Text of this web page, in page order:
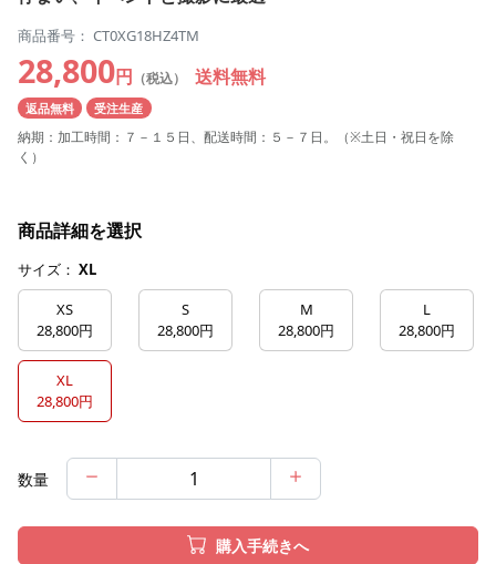
商品番号： CT0XG18HZ4TM
28,800円 （税込） 送料無料
返品無料 受注生産
納期：加工時間：７－１５日、配送時間：５－７日。（※土日・祝日を除
く）
商品詳細を選択
サイズ： XL
XS
28,800円
S
28,800円
M
28,800円
L
28,800円
XL
28,800円
数量
購入手続きへ